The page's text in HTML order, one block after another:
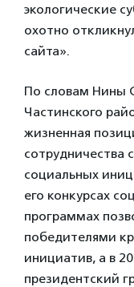
экологические
охотно
сайта».
По словам Нины
Частинского
жизненная
социальных
его конкурсах
программах
победителями
инициатив, а в
президентский